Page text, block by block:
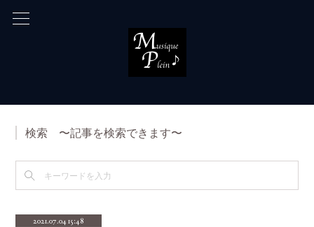
検索 〜記事を検索できます〜
2021.07.04 15:48